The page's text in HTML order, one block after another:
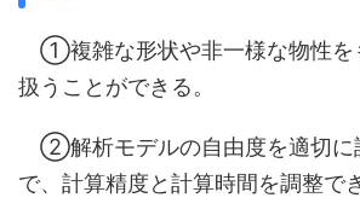
①複雑な形状や非一様な物性を
扱うことができる。
②解析モデルの自由度を適切に
で、計算精度と計算時間を調整で